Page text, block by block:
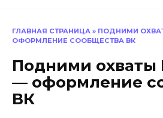
ГЛАВНАЯ СТРАНИЦА » ПОДНИМИ
ОФОРМЛЕНИЕ СООБЩЕСТВА ВК
Подними охваты
— оформление
ВК